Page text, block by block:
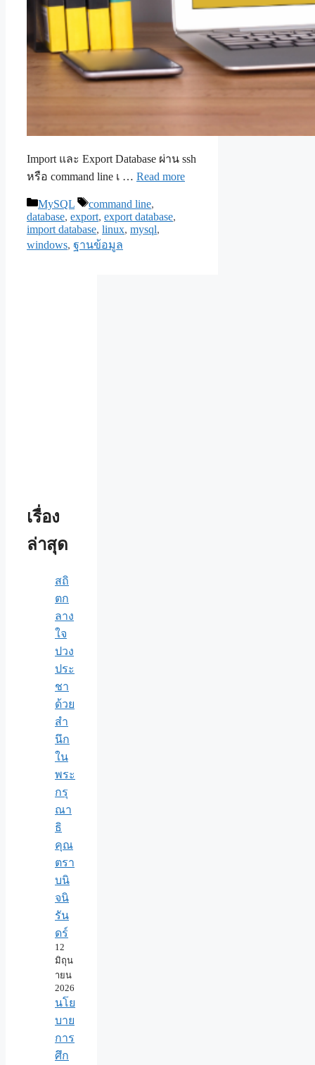
Import และ Export Database ผ่าน ssh
หรือ command line เ … Read more
Categories
MySQL Tags
command line,
database, export, export database,
import database, linux, mysql,
windows, ฐานข้อมูล
เรื่อง
ล่าสุด
สถิ
ตก
ลาง
ใจ
ปวง
ประ
ชา
ด้วย
สำ
นึก
ใน
พระ
กรุ
ณา
ธิ
คุณ
ตรา
บนิ
จนิ
รัน
ดร์
12
มิถุน
ายน
2026
นโย
บาย
การ
ศึก